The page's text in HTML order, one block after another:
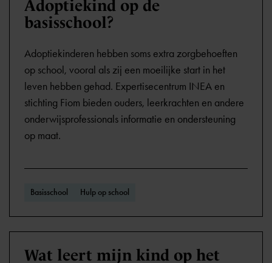
Adoptiekind op de
basisschool?
Adoptiekinderen hebben soms extra zorgbehoeften
op school, vooral als zij een moeilijke start in het
leven hebben gehad. Expertisecentrum INEA en
stichting Fiom bieden ouders, leerkrachten en andere
onderwijsprofessionals informatie en ondersteuning
op maat.
Basisschool Hulp op school
Wat leert mijn kind op het